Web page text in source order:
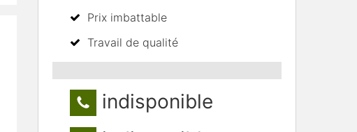
Prix imbattable
Travail de qualité
indisponible